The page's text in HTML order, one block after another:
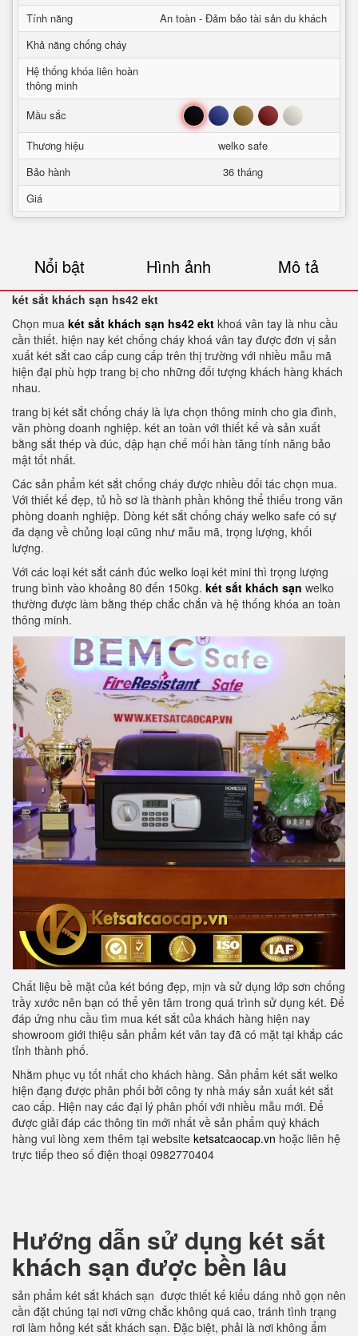
Tính năng
An toàn - Đảm bảo tài sản du khách
Khả năng chống cháy
Hệ thống khóa liên hoàn
thông minh
Mầu sắc
Đen Xanh Nâu Đỏ Trắng
Thương hiệu
welko safe
Bảo hành
36 tháng
Giá
Nổi bật Hình ảnh Mô tả
két sắt khách sạn hs42 ekt
Chọn mua két sắt khách sạn hs42 ekt khoá vân tay là nhu cầu
cần thiết. hiện nay két chống cháy khoá vân tay được đơn vị sản
xuất két sắt cao cấp cung cấp trên thị trường với nhiều mẫu mã
hiện đại phù hợp trang bị cho những đối tượng khách hàng khách
nhau.
trang bị két sắt chống cháy là lựa chọn thông minh cho gia đình,
văn phòng doanh nghiệp. két an toàn với thiết kế và sản xuất
bằng sắt thép và đúc, dập hạn chế mối hàn tăng tính năng bảo
mật tốt nhất.
Các sản phẩm két sắt chống cháy được nhiều đối tác chọn mua.
Với thiết kế đẹp, tủ hồ sơ là thành phần không thể thiếu trong văn
phòng doanh nghiệp. Dòng két sắt chống cháy welko safe có sự
đa dạng về chủng loại cũng như mẫu mã, trọng lượng, khối
lượng.
Với các loại két sắt cánh đúc welko loại két mini thì trọng lượng
trung bình vào khoảng 80 đến 150kg. két sắt khách sạn welko
thường được làm bằng thép chắc chắn và hệ thống khóa an toàn
thông minh.
Chất liệu bề mặt của két bóng đẹp, mịn và sử dụng lớp sơn chống
trầy xước nên bạn có thể yên tâm trong quá trình sử dụng két. Để
đáp ứng nhu cầu tìm mua két sắt của khách hàng hiện nay
showroom giới thiệu sản phẩm két vân tay đã có mặt tại khắp các
tỉnh thành phố.
Nhằm phục vụ tốt nhất cho khách hàng. Sản phẩm két sắt welko
hiện đạng được phân phối bởi công ty nhà máy sản xuất két sắt
cao cấp. Hiện nay các đại lý phân phối với nhiều mẫu mới. Để
được giải đáp các thông tin mới nhất về sản phẩm quý khách
hàng vui lòng xem thêm tại website ketsatcaocap.vn hoặc liên hệ
trực tiếp theo số điện thoại 0982770404
Hướng dẫn sử dụng két sắt
khách sạn được bền lâu
sản phẩm két sắt khách sạn được thiết kế kiểu dáng nhỏ gọn nên
cần đặt chúng tại nơi vững chắc không quá cao, tránh tình trạng
rơi làm hỏng két sắt khách sạn. Đặc biệt, phải là nơi không ẩm